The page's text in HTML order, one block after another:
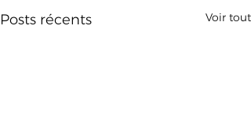
Posts récents Voir tout